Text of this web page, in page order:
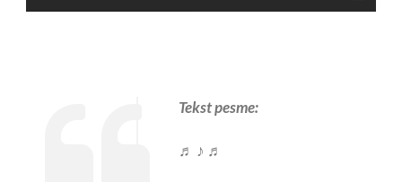
Tekst pesme:
♬ ♪ ♬